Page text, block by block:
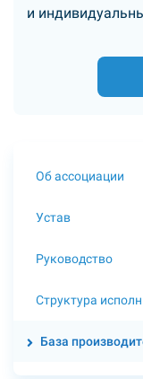
и
Об ассоциации
Устав
Руководство
Структура
База